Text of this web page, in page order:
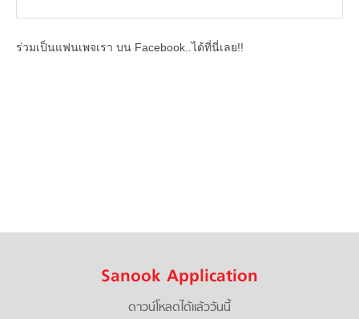
ร่วมเป็นแฟนเพจเรา บน Facebook..ได้ที่นี่เลย!!
Sanook Application
ดาวน์โหลดได้แล้ววันนี้